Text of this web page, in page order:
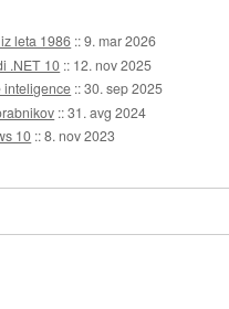
leta 1986 ::9. mar 2026
.NET 10 :: 12. nov 2025
inteligence ::30. sep 2025
::31. avg 2024
10 ::8. nov 2023